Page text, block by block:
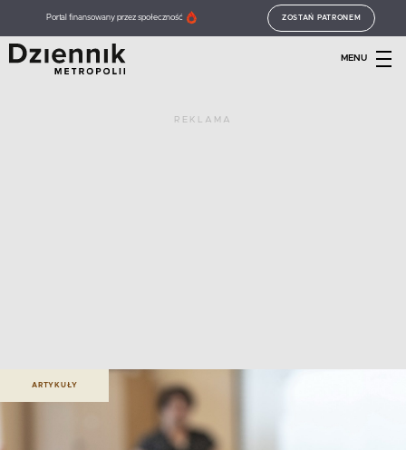
Portal finansowany przez społeczność ZOSTAŃ PATRONEM
MENU
REKLAMA
ARTYKUŁY